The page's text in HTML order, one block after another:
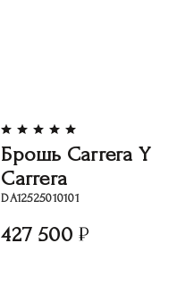
Брошь Carrera Y
Carrera
DA12525010101
427 500